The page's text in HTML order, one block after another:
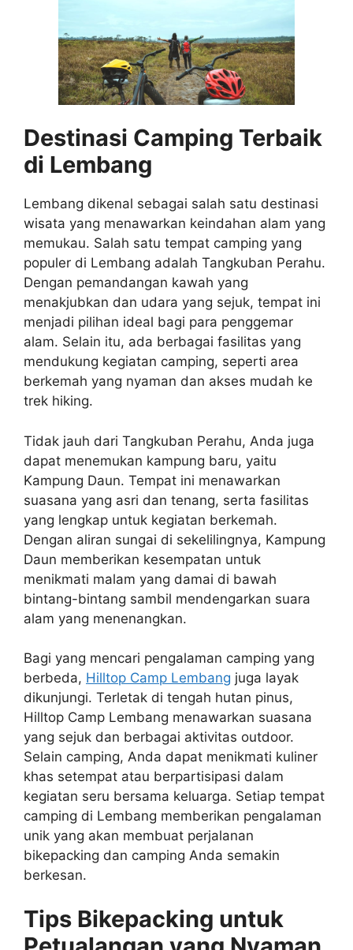
Destinasi Camping Terbaik
di Lembang
Lembang dikenal sebagai salah satu destinasi
wisata yang menawarkan keindahan alam yang
memukau. Salah satu tempat camping yang
populer di Lembang adalah Tangkuban Perahu.
Dengan pemandangan kawah yang
menakjubkan dan udara yang sejuk, tempat ini
menjadi pilihan ideal bagi para penggemar
alam. Selain itu, ada berbagai fasilitas yang
mendukung kegiatan camping, seperti area
berkemah yang nyaman dan akses mudah ke
trek hiking.
Tidak jauh dari Tangkuban Perahu, Anda juga
dapat menemukan kampung baru, yaitu
Kampung Daun. Tempat ini menawarkan
suasana yang asri dan tenang, serta fasilitas
yang lengkap untuk kegiatan berkemah.
Dengan aliran sungai di sekelilingnya, Kampung
Daun memberikan kesempatan untuk
menikmati malam yang damai di bawah
bintang-bintang sambil mendengarkan suara
alam yang menenangkan.
Bagi yang mencari pengalaman camping yang
berbeda, Hilltop Camp Lembang juga layak
dikunjungi. Terletak di tengah hutan pinus,
Hilltop Camp Lembang menawarkan suasana
yang sejuk dan berbagai aktivitas outdoor.
Selain camping, Anda dapat menikmati kuliner
khas setempat atau berpartisipasi dalam
kegiatan seru bersama keluarga. Setiap tempat
camping di Lembang memberikan pengalaman
unik yang akan membuat perjalanan
bikepacking dan camping Anda semakin
berkesan.
Tips Bikepacking untuk